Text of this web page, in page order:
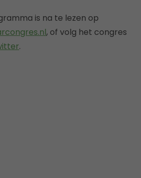
is na te lezen op
, of volg het congres
.